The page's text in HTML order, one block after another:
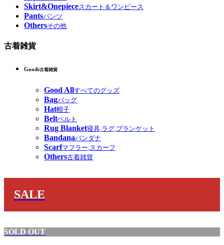
Skirt&Onepieceスカート＆ワンピース
Pantsパンツ
Othersその他
古着雑貨
Goods古着雑貨
Good Allすべてのグッズ
Bagバッグ
Hat帽子
Beltベルト
Rug Blanket寝具,ラグ,ブランケット
Bandanaバンダナ
Scarfマフラー,スカーフ
Others古着雑貨
SALE
SOLD OUT